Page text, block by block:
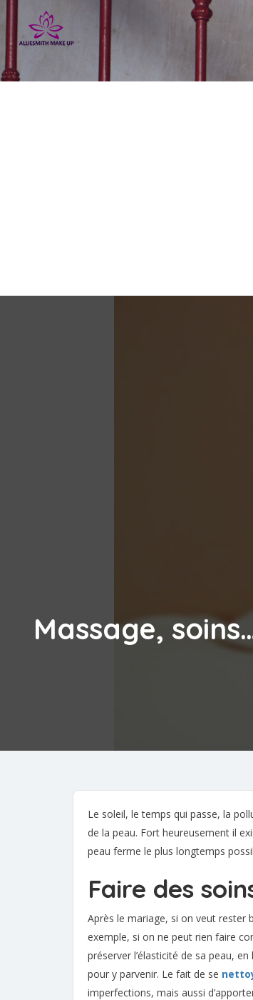
Massage,
Le soleil, le temps qui passe, la
de la peau. Fort heureusement il
peau ferme le plus longtemps
Faire des
Après le mariage, si on veut rester
exemple, si on ne peut rien faire
préserver l’élasticité de sa peau,
pour y parvenir. Le fait de se
imperfections, mais aussi